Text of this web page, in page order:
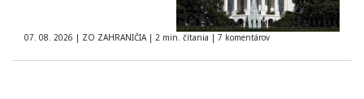
07. 08. 2026 | ZO ZAHRANIČIA | 2 min. čítania | 7 komentárov